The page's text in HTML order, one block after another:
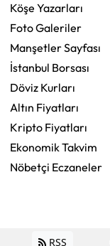
Köşe Yazarları
Foto Galeriler
Manşetler Sayfası
İstanbul Borsası
Döviz Kurları
Altın Fiyatları
Kripto Fiyatları
Ekonomik Takvim
Nöbetçi Eczaneler
RSS